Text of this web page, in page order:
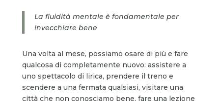
La fluidità mentale è fondamentale per
invecchiare bene
Una volta al mese, possiamo osare di più e fare
qualcosa di completamente nuovo: assistere a
uno spettacolo di lirica, prendere il treno e
scendere a una fermata qualsiasi, visitare una
città che non conosciamo bene, fare una lezione